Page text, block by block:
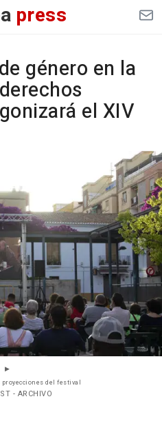
press
género en la
el XIV
del festival
- ARCHIVO